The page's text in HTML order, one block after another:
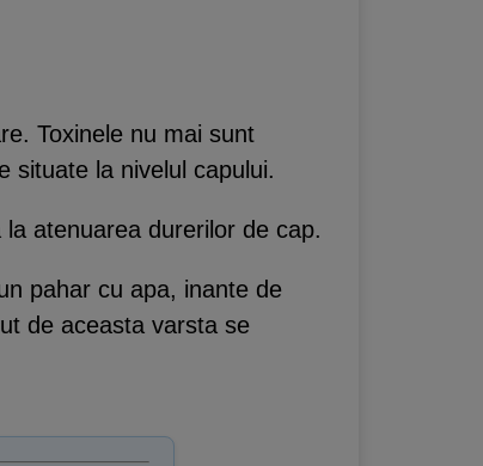
Toxinele nu mai sunt
situate la nivelul capului.
atenuarea durerilor de cap.
pahar cu apa, inante de
de aceasta varsta se